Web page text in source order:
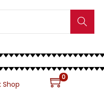
Search
0